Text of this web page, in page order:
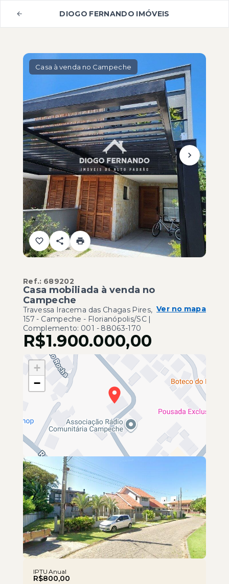
DIOGO FERNANDO IMÓVEIS
Casa à venda no Campeche
Ref.: 689202
Casa mobiliada à venda no
Campeche
Travessa Iracema das Chagas Pires,
157 - Campeche - Florianópolis/SC |
Complemento: 001 - 88063-170
Ver no mapa
R$1.900.000,00
+
−
Leaflet
IPTU Anual
R$800,00